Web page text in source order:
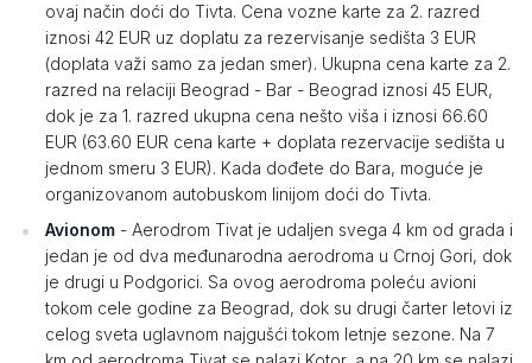
ovaj način doći do Tivta. Cena vozne karte za 2. razred
iznosi 42 EUR uz doplatu za rezervisanje sedišta 3 EUR
(doplata važi samo za jedan smer). Ukupna cena karte za 2.
razred na relaciji Beograd - Bar - Beograd iznosi 45 EUR,
dok je za 1. razred ukupna cena nešto viša i iznosi 66.60
EUR (63.60 EUR cena karte + doplata rezervacije sedišta u
jednom smeru 3 EUR). Kada dođete do Bara, moguće je
organizovanom autobuskom linijom doći do Tivta.
Avionom - Aerodrom Tivat je udaljen svega 4 km od grada i
jedan je od dva međunarodna aerodroma u Crnoj Gori, dok
je drugi u Podgorici. Sa ovog aerodroma poleću avioni
tokom cele godine za Beograd, dok su drugi čarter letovi iz
celog sveta uglavnom najgušći tokom letnje sezone. Na 7